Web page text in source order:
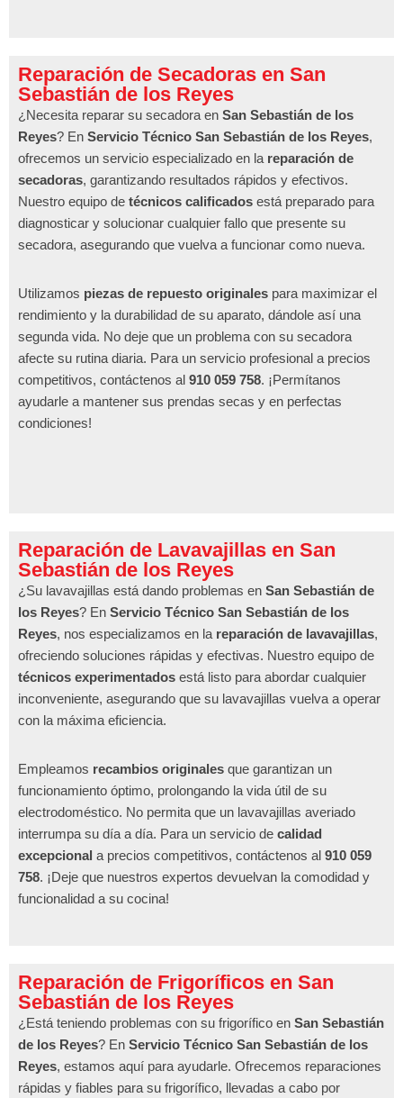
Reparación de Secadoras en San
Sebastián de los Reyes
¿Necesita reparar su secadora en San Sebastián de los
Reyes? En Servicio Técnico San Sebastián de los Reyes,
ofrecemos un servicio especializado en la reparación de
secadoras, garantizando resultados rápidos y efectivos.
Nuestro equipo de técnicos calificados está preparado para
diagnosticar y solucionar cualquier fallo que presente su
secadora, asegurando que vuelva a funcionar como nueva.
Utilizamos piezas de repuesto originales para maximizar el
rendimiento y la durabilidad de su aparato, dándole así una
segunda vida. No deje que un problema con su secadora
afecte su rutina diaria. Para un servicio profesional a precios
competitivos, contáctenos al 910 059 758. ¡Permítanos
ayudarle a mantener sus prendas secas y en perfectas
condiciones!
Reparación de Lavavajillas en San
Sebastián de los Reyes
¿Su lavavajillas está dando problemas en San Sebastián de
los Reyes? En Servicio Técnico San Sebastián de los
Reyes, nos especializamos en la reparación de lavavajillas,
ofreciendo soluciones rápidas y efectivas. Nuestro equipo de
técnicos experimentados está listo para abordar cualquier
inconveniente, asegurando que su lavavajillas vuelva a operar
con la máxima eficiencia.
Empleamos recambios originales que garantizan un
funcionamiento óptimo, prolongando la vida útil de su
electrodoméstico. No permita que un lavavajillas averiado
interrumpa su día a día. Para un servicio de calidad
excepcional a precios competitivos, contáctenos al 910 059
758. ¡Deje que nuestros expertos devuelvan la comodidad y
funcionalidad a su cocina!
Reparación de Frigoríficos en San
Sebastián de los Reyes
¿Está teniendo problemas con su frigorífico en San Sebastián
de los Reyes? En Servicio Técnico San Sebastián de los
Reyes, estamos aquí para ayudarle. Ofrecemos reparaciones
rápidas y fiables para su frigorífico, llevadas a cabo por